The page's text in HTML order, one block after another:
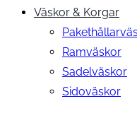
Väskor & Korgar
Ramväskor
Sadelväskor
Sidoväskor